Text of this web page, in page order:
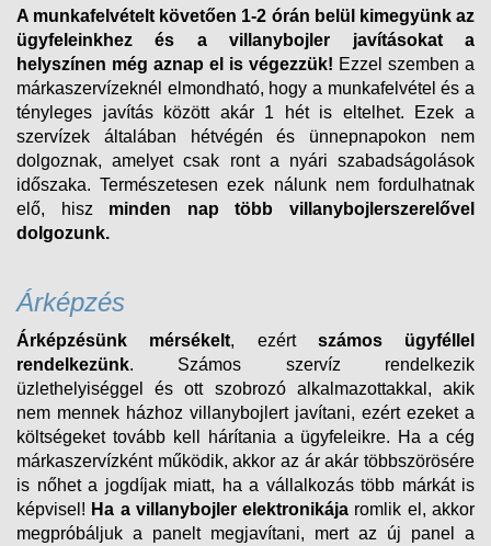
A munkafelvételt követően 1-2 órán belül kimegyünk az
ügyfeleinkhez és a villanybojler javításokat a
helyszínen még aznap el is végezzük! Ezzel szemben a
márkaszervízeknél elmondható, hogy a munkafelvétel és a
tényleges javítás között akár 1 hét is eltelhet. Ezek a
szervízek általában hétvégén és ünnepnapokon nem
dolgoznak, amelyet csak ront a nyári szabadságolások
időszaka. Természetesen ezek nálunk nem fordulhatnak
elő, hisz minden nap több villanybojlerszerelővel
dolgozunk.
Árképzés
Árképzésünk mérsékelt, ezért számos ügyféllel
rendelkezünk. Számos szervíz rendelkezik
üzlethelyiséggel és ott szobrozó alkalmazottakkal, akik
nem mennek házhoz villanybojlert javítani, ezért ezeket a
költségeket tovább kell hárítania a ügyfeleikre. Ha a cég
márkaszervízként működik, akkor az ár akár többszörösére
is nőhet a jogdíjak miatt, ha a vállalkozás több márkát is
képvisel! Ha a villanybojler elektronikája romlik el, akkor
megpróbáljuk a panelt megjavítani, mert az új panel a